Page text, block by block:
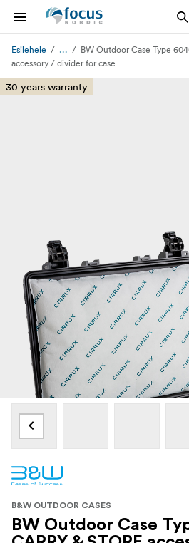
Esilehele ...
BW Outdoor Case Type
accessory / divider for case
30 years warranty
B&W OUTDOOR CASES
BW Outdoor Case